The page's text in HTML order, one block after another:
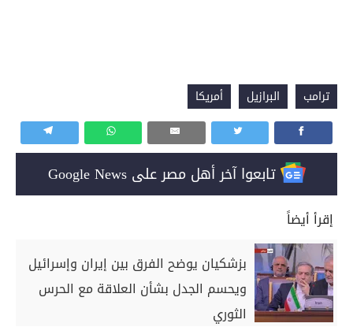
ترامب البرازيل أمريكا
تابعوا آخر أهل مصر على Google News
إقرأ أيضاً
بزشكيان يوضح الفرق بين إيران وإسرائيل
ويحسم الجدل بشأن العلاقة مع الحرس
الثوري